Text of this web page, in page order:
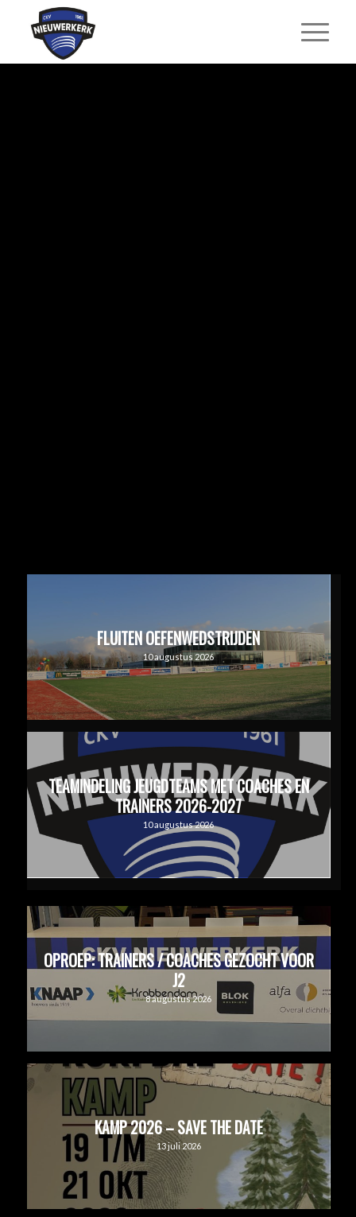
FLUITEN OEFENWEDSTRIJDEN
10 augustus 2026
TEAMINDELING JEUGDTEAMS MET COACHES EN
TRAINERS 2026-2027
10 augustus 2026
OPROEP: TRAINERS / COACHES GEZOCHT VOOR
J2
8 augustus 2026
KAMP 2026 – SAVE THE DATE
13 juli 2026